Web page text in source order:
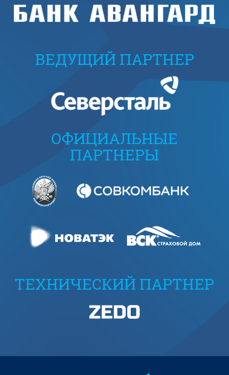
ВЕДУЩИЙ ПАРТНЕР
ОФИЦИАЛЬНЫЕ
ПАРТНЕРЫ
ТЕХНИЧЕСКИЙ ПАРТНЕР